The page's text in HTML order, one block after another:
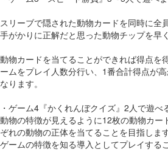
スリーブで隠された動物カードを同時に全
手がかりに正解だと思った動物チップを早
動物カードを当てることができれば得点を
ームをプレイ人数分行い、1番合計得点が
なります。
・ゲーム4『かくれんぼクイズ』2人で遊べ
動物の特徴が見えるように12枚の動物カー
ぞれの動物の正体を当てることを目指します
ゲームの特徴を知る導入としてプレイする